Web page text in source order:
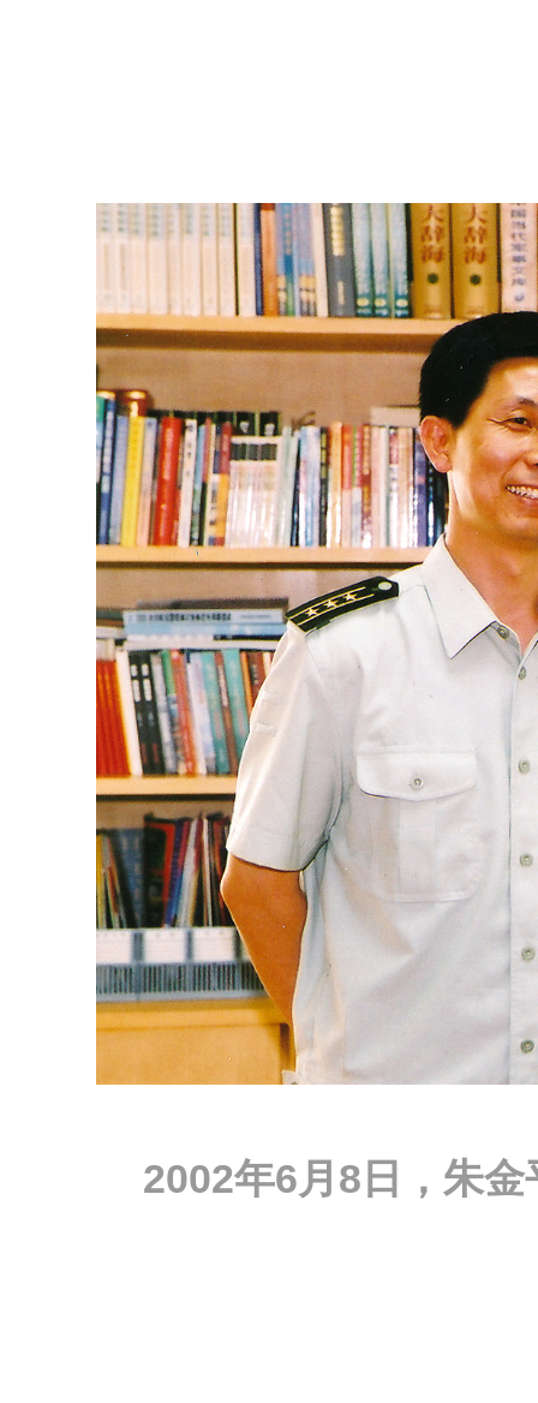
2002年6月8日，朱